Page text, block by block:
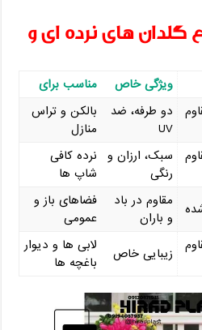
گلدان ‌های نرده ‌ای و
ویژگی خاص
مناسب برای
دو طرفه، ضد
UV
بالکن و تراس
منازل
سبک، ارزان و
رنگی
نرده کافی
‌شاپ ‌ها
مقاوم در باد
و باران
فضاهای باز و
عمومی
زیبایی خاص
لابی ‌ها و دیوار
باغچه ‌ها